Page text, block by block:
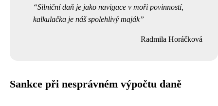
Silniční daň je jako navigace v moři povinností,
kalkulačka je náš spolehlivý maják
Radmila Horáčková
Sankce při nesprávném výpočtu daně